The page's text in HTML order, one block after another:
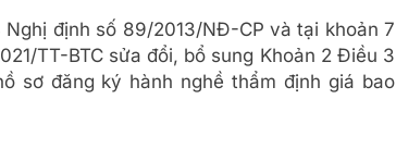
định số 89/2013/NĐ-CP và tại khoản 7
TT-BTC sửa đổi, bổ sung Khoản 2 Điều 3
sơ đăng ký hành nghề thẩm định giá bao